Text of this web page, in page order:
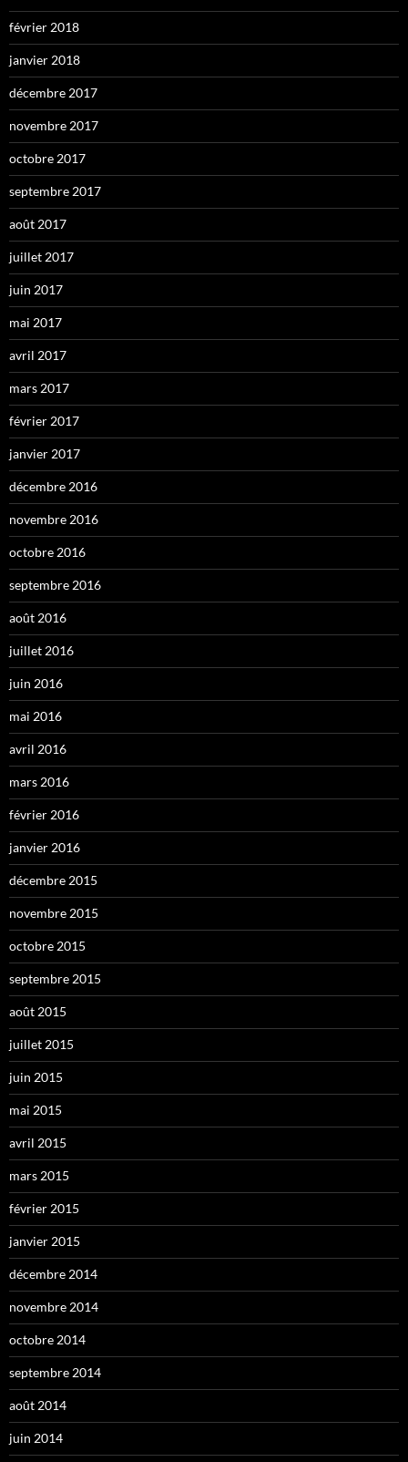
février 2018
janvier 2018
décembre 2017
novembre 2017
octobre 2017
septembre 2017
août 2017
juillet 2017
juin 2017
mai 2017
avril 2017
mars 2017
février 2017
janvier 2017
décembre 2016
novembre 2016
octobre 2016
septembre 2016
août 2016
juillet 2016
juin 2016
mai 2016
avril 2016
mars 2016
février 2016
janvier 2016
décembre 2015
novembre 2015
octobre 2015
septembre 2015
août 2015
juillet 2015
juin 2015
mai 2015
avril 2015
mars 2015
février 2015
janvier 2015
décembre 2014
novembre 2014
octobre 2014
septembre 2014
août 2014
juin 2014